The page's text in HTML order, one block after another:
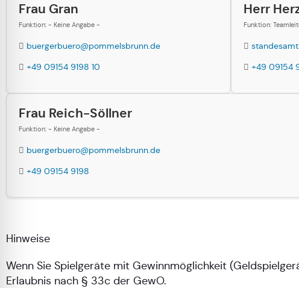
Frau Gran
Funktion: - Keine Angabe -
buergerbuero@pommelsbrunn.de
+49 09154 9198 10
Herr
Funktion:
+49 09154
Frau Reich-Söllner
Funktion: - Keine Angabe -
buergerbuero@pommelsbrunn.de
+49 09154 9198
Hinweise
Wenn Sie Spielgeräte mit Gewinnmöglichkeit
Erlaubnis nach § 33c der GewO.